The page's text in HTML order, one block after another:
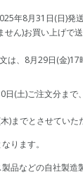
年8月31日(日)発
ん)お買い上げで送
は、8月29日(金)17
(土)ご注文分まで
までとさせていた
ります。
品などの自社製造